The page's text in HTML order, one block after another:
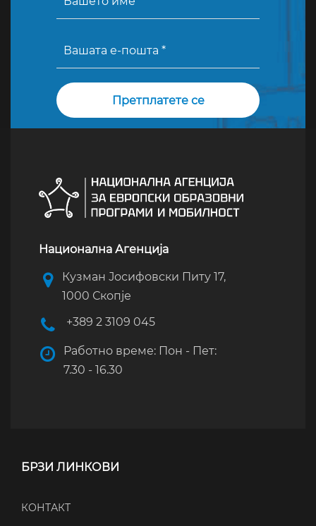
Национална Агенција
Кузман Јосифовски Питу 17,
1000 Скопје
+389 2 3109 045
Работно време: Пон - Пет:
7.30 - 16.30
БРЗИ ЛИНКОВИ
КОНТАКТ